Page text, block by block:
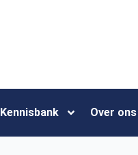
Kennisbank Over ons